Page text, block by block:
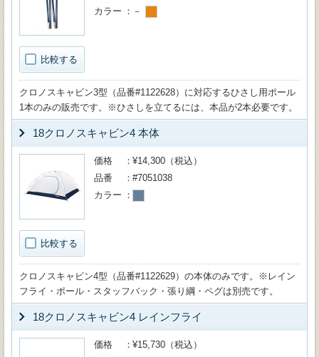
比較する
カラー
－
クロノスキャビン3型（品番#1122628）に対応するひさし用ポール
1本のみの販売です。※ひさしを立てるには、本品が2本必要です。
18クロノスキャビン4 本体
比較する
価格
¥14,300（税込）
品番
#7051038
カラー
クロノスキャビン4型（品番#1122629）の本体のみです。※レイン
フライ・ポール・スタッフバック・張り綱・ペグは別売です。
18クロノスキャビン4 レインフライ
価格
¥15,730（税込）